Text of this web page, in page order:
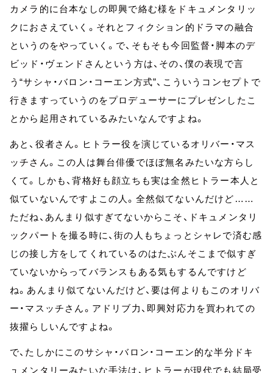
カメラ的に台本なしの即興で絡む様をドキュメンタリッ
クにおさえていく。それとフィクション的ドラマの融合
というのをやっていく。で、そもそも今回監督・脚本のデ
ビッド・ヴェンドさんという方は、その、僕の表現で言
う“サシャ・バロン・コーエン方式”、こういうコンセプトで
行きますっていうのをプロデューサーにプレゼンしたこ
とから起用されているみたいなんですよね。
あと、役者さん。ヒトラー役を演じているオリバー・マス
ッチさん。この人は舞台俳優でほぼ無名みたいな方らし
くて。しかも、背格好も顔立ちも実は全然ヒトラー本人と
似ていないんですよこの人。全然似てないんだけど……
ただね、あんまり似すぎてないからこそ、ドキュメンタリ
ックパートを撮る時に、街の人もちょっとシャレで済む感
じの接し方をしてくれているのはたぶんそこまで似すぎ
ていないからってバランスもある気もするんですけど
ね。あんまり似てないんだけど、要は何よりもこのオリバ
ー・マスッチさん。アドリブ力、即興対応力を買われての
抜擢らしいんですよね。
で、たしかにこのサシャ・バロン・コーエン的な半分ドキ
ュメンタリーみたいな手法は、ヒトラーが現代でも結局受